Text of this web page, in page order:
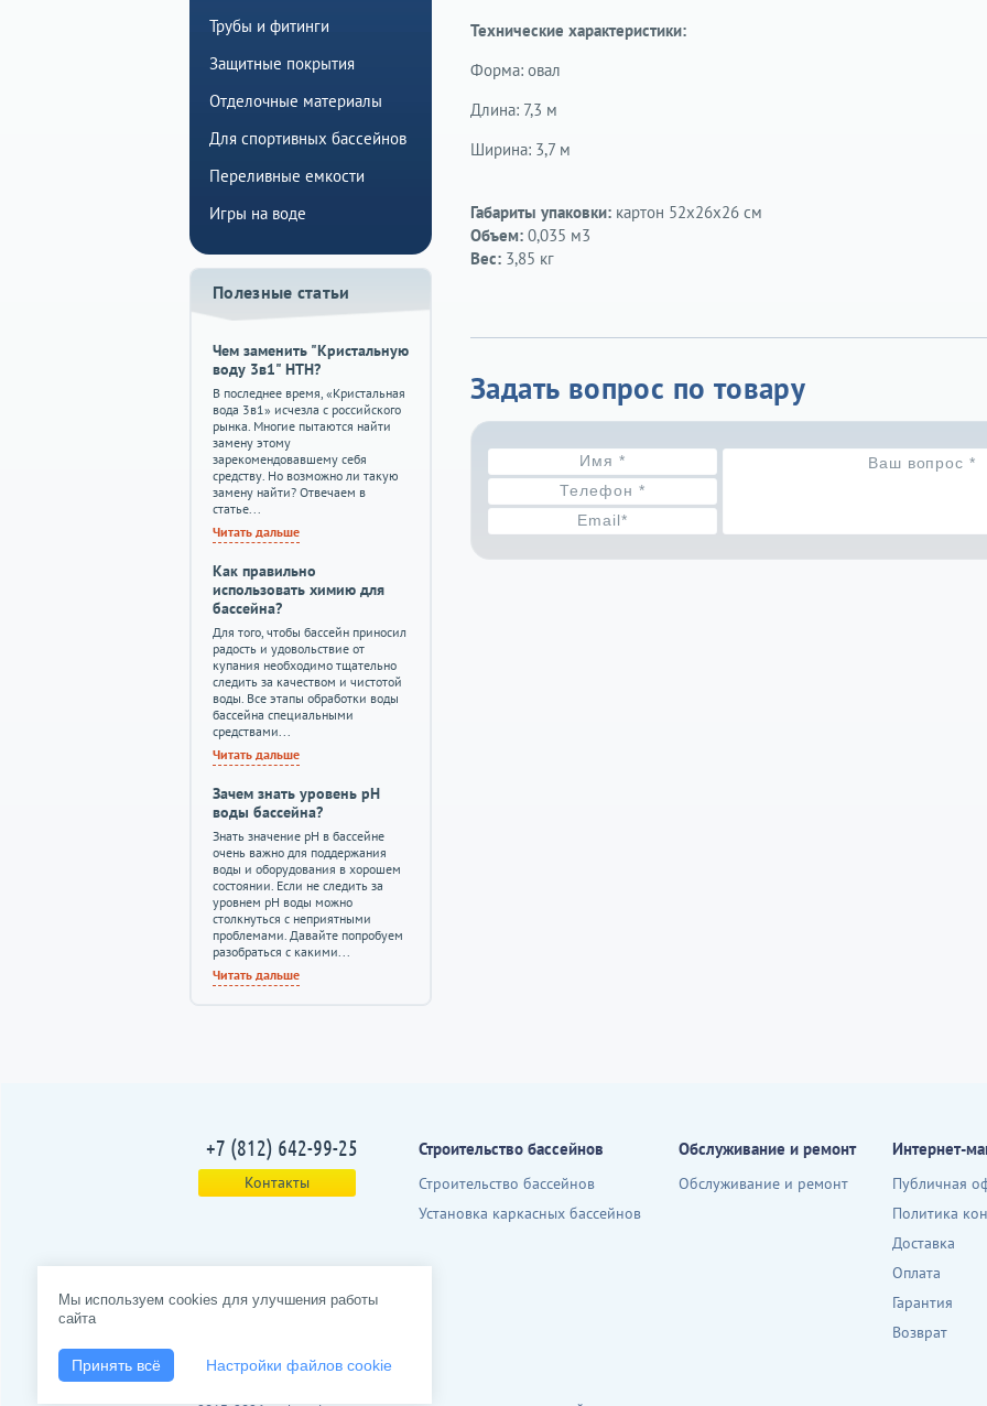
Технические характеристики:
Форма: овал
Длина: 7,3 м
Ширина: 3,7 м
Габариты упаковки: картон 52х26х26 cм
Объем: 0,035 м3
Вес: 3,85 кг
Задать вопрос по товару
Трубы и фитинги
Защитные покрытия
Отделочные материалы
Для спортивных бассейнов
Переливные емкости
Игры на воде
Полезные статьи
Чем заменить "Кристальную
воду 3в1" HTH?
В последнее время, «Кристальная
вода 3в1» исчезла с российского
рынка. Многие пытаются найти
замену этому
зарекомендовавшему себя
средству. Но возможно ли такую
замену найти? Отвечаем в
статье...
Читать дальше
Как правильно
использовать химию для
бассейна?
Для того, чтобы бассейн приносил
радость и удовольствие от
купания необходимо тщательно
следить за качеством и чистотой
воды. Все этапы обработки воды
бассейна специальными
средствами...
Читать дальше
Зачем знать уровень pH
воды бассейна?
Знать значение pH в бассейне
очень важно для поддержания
воды и оборудования в хорошем
состоянии. Если не следить за
уровнем pH воды можно
столкнуться с неприятными
проблемами. Давайте попробуем
разобраться с какими...
Читать дальше
+7 (812) 642-99-25
Контакты
Строительство бассейнов
Строительство бассейнов
Установка каркасных бассейнов
Обслуживание и ремонт
Обслуживание и ремонт
Интернет-
Публичная
Политика
Доставка
Оплата
Гарантия
Возврат
Мы используем cookies для улучшения работы
сайта
Принять всё Настройки файлов cookie